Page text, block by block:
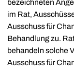
bezeichneten
im Rat,
Ausschuss für
Behandlung zu.
behandeln solche
Ausschuss für